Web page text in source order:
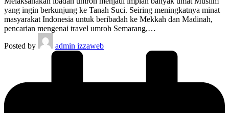
yang ingin berkunjung ke Tanah Suci. Seiring meningkatnya minat
masyarakat Indonesia untuk beribadah ke Mekkah dan Madinah,
pencarian mengenai travel umroh Semarang,…
Posted by
admin izzaweb